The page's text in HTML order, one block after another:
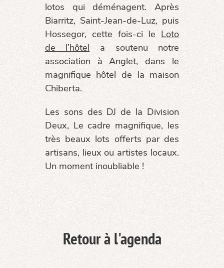
lotos qui déménagent. Après
Biarritz, Saint-Jean-de-Luz, puis
Hossegor, cette fois-ci le Loto
de l’hôtel a soutenu notre
association à Anglet, dans le
magnifique hôtel de la maison
Chiberta.
Les sons des DJ de la Division
Deux, Le cadre magnifique, les
très beaux lots offerts par des
artisans, lieux ou artistes locaux.
Un moment inoubliable !
Retour à l'agenda